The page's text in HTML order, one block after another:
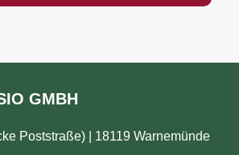
GMBH
Poststraße) | 18119 Warnemünde